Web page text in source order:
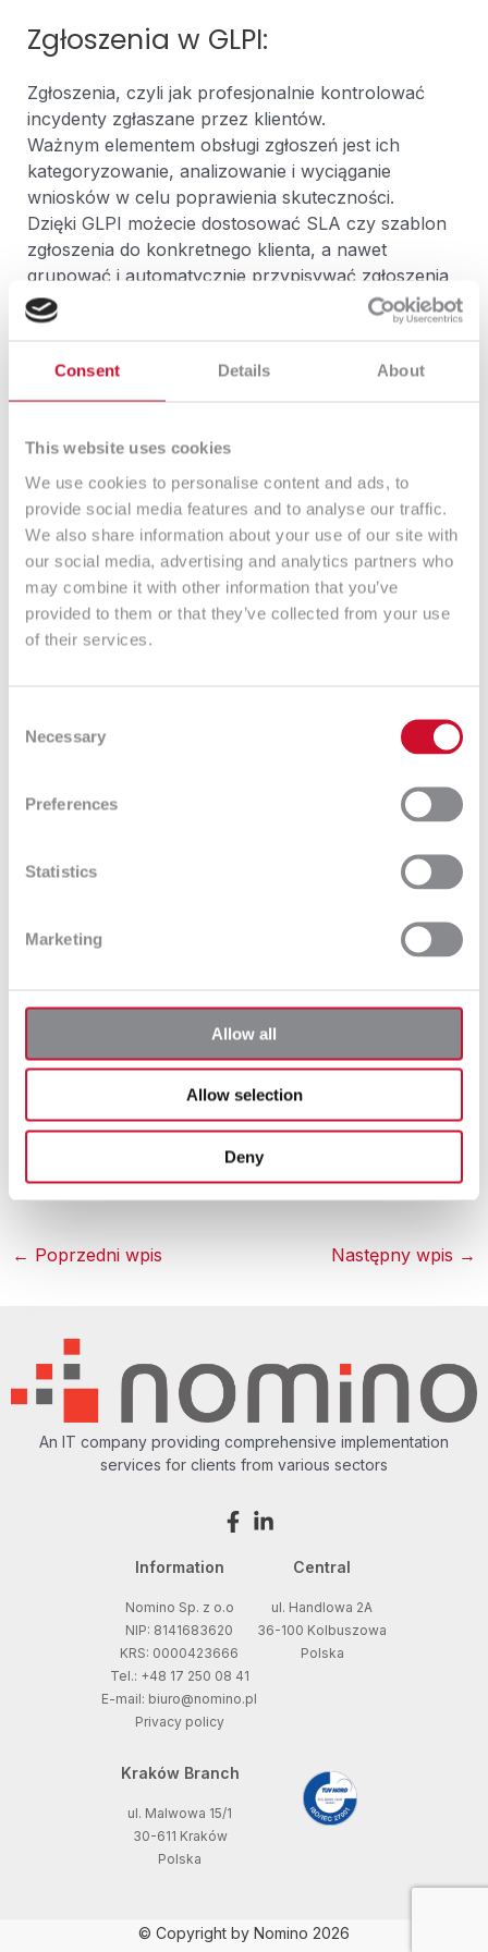
Consent Details About
This website uses cookies
We use cookies to personalise content and ads, to
provide social media features and to analyse our traffic.
We also share information about your use of our site with
our social media, advertising and analytics partners who
may combine it with other information that you’ve
provided to them or that they’ve collected from your use
of their services.
Selection
Necessary
Preferences
Statistics
Marketing
Allow all
Allow selection
Deny
Zgłoszenia w GLPI:
Zgłoszenia, czyli jak profesjonalnie kontrolować
incydenty zgłaszane przez klientów.
Ważnym elementem obsługi zgłoszeń jest ich
kategoryzowanie, analizowanie i wyciąganie
wniosków w celu poprawienia skuteczności.
Dzięki GLPI możecie dostosować SLA czy szablon
zgłoszenia do konkretnego klienta, a nawet
grupować i automatycznie przypisywać zgłoszenia
do realizatora lub grupy realizatorów.
Twórz własne reguły przypisywania oparte o np.:
zgłaszającego, czy nazwę skrzynki odbiorczej.
Powiązuj zgłoszenia z drukarkami, komputerami
do konkretnego zgłoszenia.
Posiadasz kilka skrzynek mailowych na które
trafiają zgłoszenia? Dodaj je wszystkie do jednego
systemu, a zaoszczędzisz czas i stres przy
weryfikowaniu czy wszystko jest zrobione!
Potrzebujesz sprawdzić ile zgłoszeń napisał jeden z
klientów, sprawdzić kto rozwiązał ich najmniej a
może ile jedna drukarka przysporzyła problemów?
Żaden problem!
eksportuj raporty, wyświetlaj podsumowania – po
prostu bądź na bieżąco z postępem prac w Twojej
← Poprzedni wpis Następny wpis →
An IT company providing comprehensive implementation
services for clients from various sectors
Information
Nomino Sp. z o.o
NIP: 8141683620
KRS: 0000423666
Tel.: +48 17 250 08 41
E-mail: biuro@nomino.pl
Privacy policy
Central
ul. Handlowa 2A
36-100 Kolbuszowa
Polska
Kraków Branch
ul. Malwowa 15/1
30-611 Kraków
Polska
© Copyright by Nomino 2026